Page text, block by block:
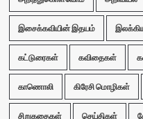
இசைக்கவியின் இதயம்
கட்டுரைகள் கவிதைகள்
காணொலி கிரேசி மொழிகள்
சிறுகதைகள் செய்திகள்